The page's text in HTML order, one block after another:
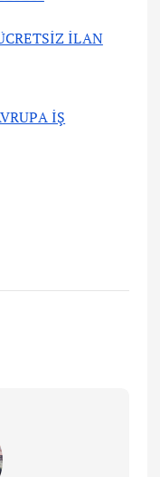
İLAN
İŞ